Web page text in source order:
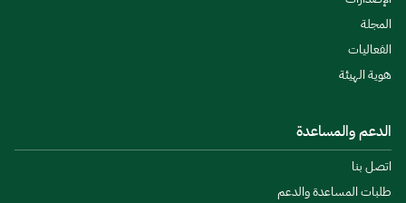
المجلة
الفعاليات
هوية الهيئة
الدعم والمساعدة
اتصل بنا
طلبات المساعدة والدعم